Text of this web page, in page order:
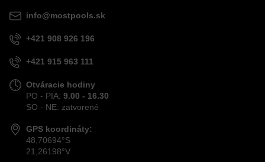
info@mostpools.sk
+421 908 926 196
+421 915 963 111
Otváracie hodiny
PO - PIA: 9.00 - 16.30
SO - NE: zatvorené
GPS koordináty:
48,70694°S
21,26198°V